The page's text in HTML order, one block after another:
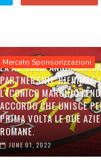
Mercato Sponsorizzazioni
LA AS ROMA ANNUNCIA
PARTNERSHIP BIENNALE
L'ICONICO MARCHIO
ACCORDO CHE UNISCE
PRIMA VOLTA LE DUE
ROMANE.
JUNE 01, 2022